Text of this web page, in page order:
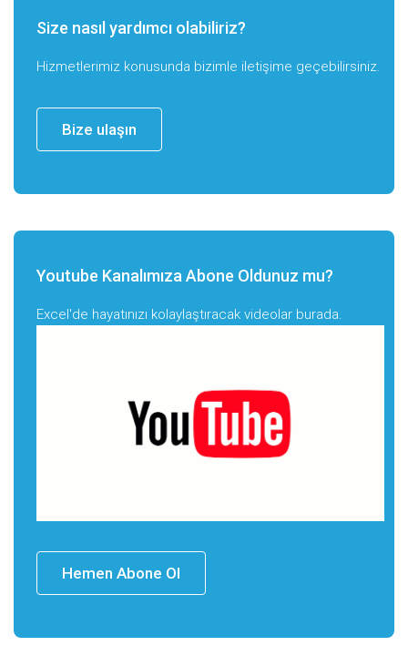
Size nasıl yardımcı olabiliriz?
Hizmetlerimiz konusunda bizimle iletişime geçebilirsiniz.
Bize ulaşın
Youtube Kanalımıza Abone Oldunuz mu?
Excel'de hayatınızı kolaylaştıracak videolar burada.
Hemen Abone Ol